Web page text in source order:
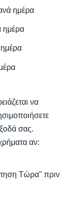
ημέρα
ημέρα
να
σας.
αν:
Τώρα" πριν